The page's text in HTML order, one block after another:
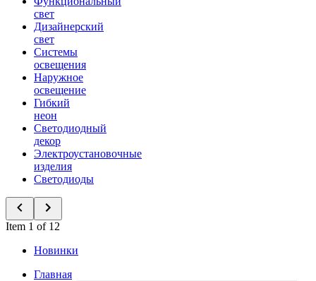
свет
Дизайнерский
свет
Системы
освещения
Наружное
освещение
Гибкий
неон
Светодиодный
декор
Электроустановочные
изделия
Светодиоды
Item 1 of 12
Новинки
Главная